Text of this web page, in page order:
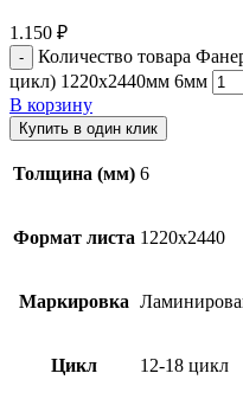
1.150 ₽
Количество товара
цикл) 1220х2440мм 6мм
В корзину
Купить в один клик
Толщина (мм) 6
Формат листа 1220х2440
Маркировка
Цикл 12-18 цикл